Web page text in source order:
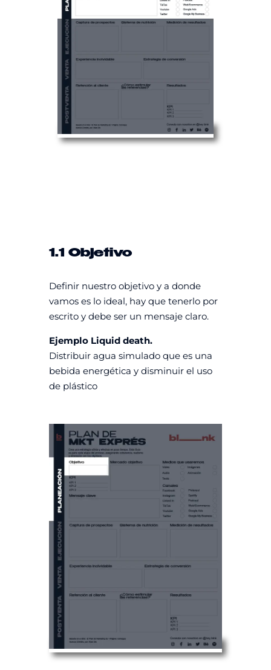
1.1 Objetivo
Definir nuestro objetivo y a donde
vamos es lo ideal, hay que tenerlo por
escrito y debe ser un mensaje claro.
Ejemplo Liquid death.
Distribuir agua simulado que es una
bebida energética y disminuir el uso
de plástico